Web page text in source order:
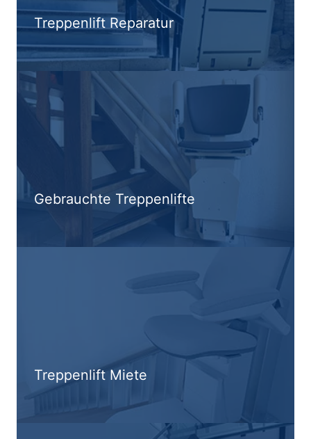
Treppenlift Reparatur
Gebrauchte Treppenlifte
Treppenlift Miete